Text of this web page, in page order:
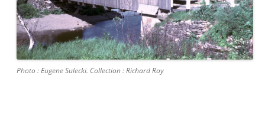
Photo : Eugene Sulecki. Collection : Richard Roy